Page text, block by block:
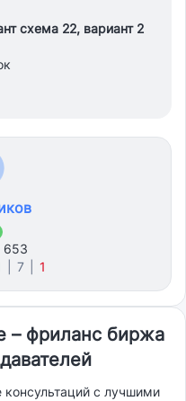
схема 22, вариант 2
653
7 1
– фриланс биржа
с лучшими